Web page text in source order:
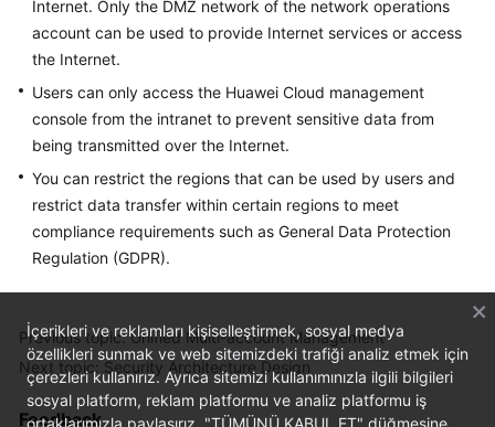
Internet. Only the DMZ network of the network operations
account can be used to provide Internet services or access
the Internet.
Users can only access the Huawei Cloud management
console from the intranet to prevent sensitive data from
being transmitted over the Internet.
You can restrict the regions that can be used by users and
restrict data transfer within certain regions to meet
compliance requirements such as General Data Protection
Regulation (GDPR).
Previous topic: Unified Multi-account Management
Next topic: Security Architecture Design
Feedback
İçerikleri ve reklamları kişiselleştirmek, sosyal medya
özellikleri sunmak ve web sitemizdeki trafiği analiz etmek için
çerezleri kullanırız. Ayrıca sitemizi kullanımınızla ilgili bilgileri
sosyal platform, reklam platformu ve analiz platformu iş
ortaklarımızla paylaşırız. "TÜMÜNÜ KABUL ET" düğmesine